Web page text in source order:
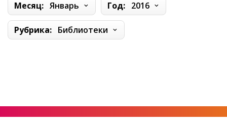
Месяц: Январь Год: 2016
Рубрика: Библиотеки